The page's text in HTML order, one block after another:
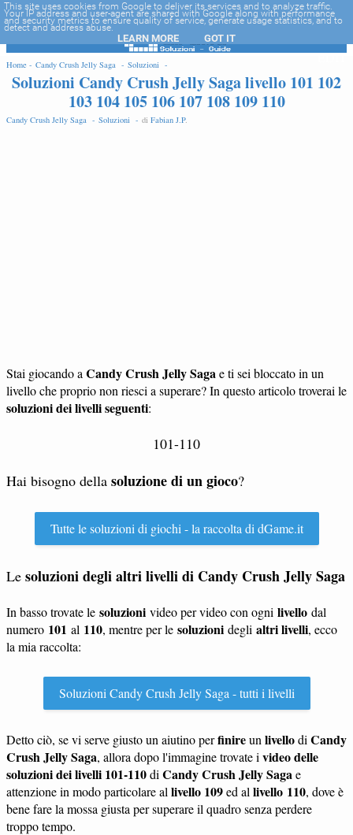
-->
Home - Candy Crush Jelly Saga - Soluzioni -
Soluzioni Candy Crush Jelly Saga livello 101 102
103 104 105 106 107 108 109 110
Candy Crush Jelly Saga - Soluzioni - di Fabian J.P.
Stai giocando a Candy Crush Jelly Sagae ti sei bloccato in un
livello che proprio non riesci a superare? In questo articolo troverai le
soluzioni dei livelli seguenti:
101-110
Hai bisogno della soluzione di un gioco?
Tutte le soluzioni di giochi - la raccolta di dGame.it
Le soluzioni degli altri livelli di Candy Crush Jelly Saga
In basso trovate le soluzioni video per video con ogni livello dal
numero 101 al 110, mentre per le soluzioni degli altri livelli, ecco
la mia raccolta:
Soluzioni Candy Crush Jelly Saga - tutti i livelli
Detto ciò, se vi serve giusto un aiutino perfinireun livellodi Candy
Crush Jelly Saga, allora dopo l'immagine trovate i video delle
soluzioni dei livelli 101-110di Candy Crush Jelly Sagae
attenzione in modo particolare al livello 109ed al livello 110, dove è
bene fare la mossa giusta per superare il quadro senza perdere
troppo tempo.
EDIT
This site uses cookies from Google to deliver its services and to analyze traffic.
Your IP address and user-agent are shared with Google along with performance
and security metrics to ensure quality of service, generate usage statistics, and to
detect and address abuse.
LEARN MORE GOT IT